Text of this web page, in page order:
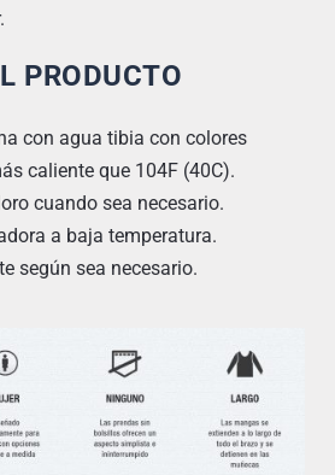
PRODUCTO
con agua tibia con colores
caliente que 104F (40C).
cuando sea necesario.
a baja temperatura.
según sea necesario.